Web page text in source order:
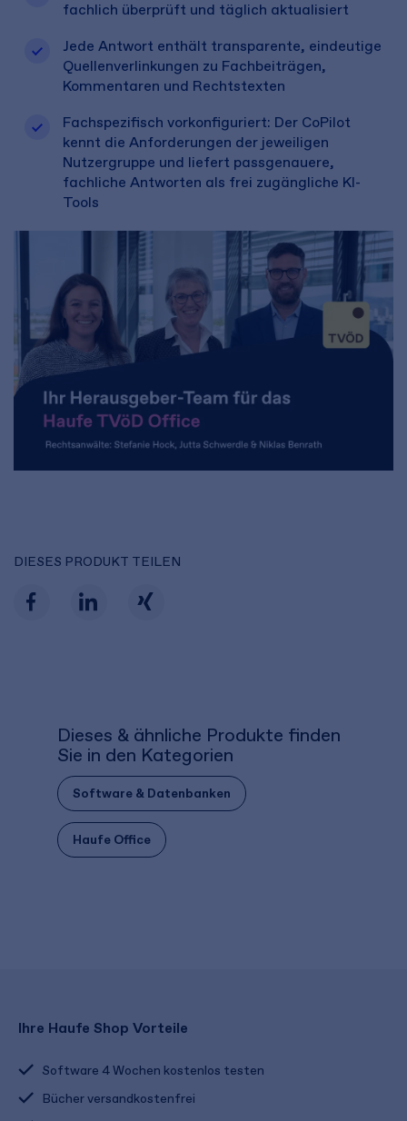
fachlich überprüft und täglich aktualisiert
Jede Antwort enthält transparente, eindeutige
Quellenverlinkungen zu Fachbeiträgen,
Kommentaren und Rechtstexten
Fachspezifisch vorkonfiguriert: Der CoPilot
kennt die Anforderungen der jeweiligen
Nutzergruppe und liefert passgenauere,
fachliche Antworten als frei zugängliche KI-
Tools
DIESES PRODUKT TEILEN
Dieses & ähnliche Produkte finden
Sie in den Kategorien
Software & Datenbanken
Haufe Office
Ihre Haufe Shop Vorteile
Software 4 Wochen kostenlos testen
Bücher versandkostenfrei